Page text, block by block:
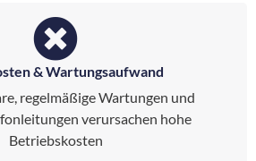
& Wartungsaufwand
regelmäßige Wartungen und
verursachen hohe
Betriebskosten